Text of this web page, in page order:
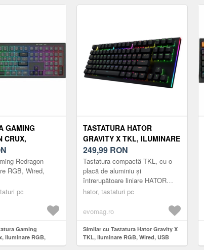
GAMING
CRUX,
WIRED,
Redragon
RGB, Wired,
pc
Gaming
iluminare RGB,
TASTATURA HATOR
GRAVITY X TKL, ILUMINARE
RGB, WIRED, USB (NEGRU)
249,99 RON
Tastatura compactă TKL, cu o
placă de aluminiu și
întrerupătoare liniare HATOR
Aurum Orange, fiabile și rapide,
durabilitate...
hator, tastaturi pc
evomag.ro
Similar cu Tastatura Hator Gravity X
TKL, iluminare RGB, Wired, USB
(Negru)